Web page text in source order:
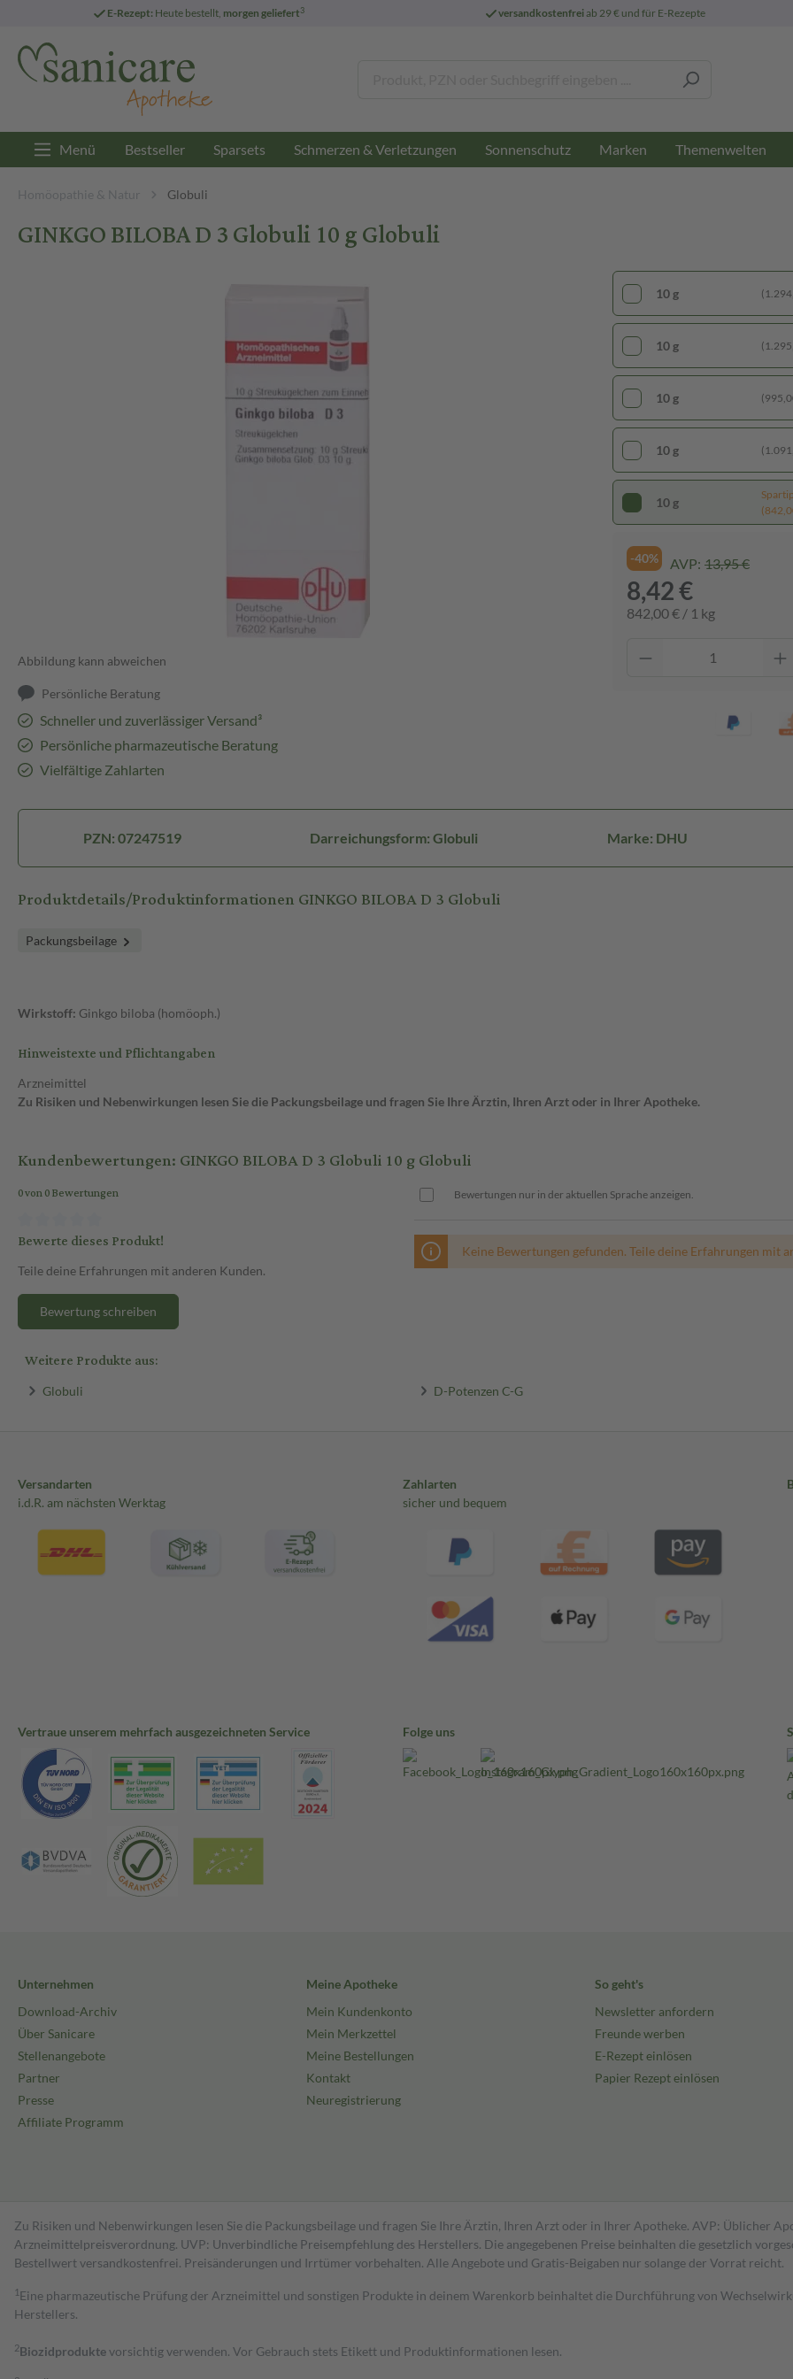
E-Rezept: Heute bestellt, morgen geliefert3 versandkostenfreiab 29 € und für E-Rezepte
Menü Bestseller Sparsets Schmerzen & Verletzungen Sonnenschutz Marken Themenwelten
Homöopathie & Natur Globuli
GINKGO BILOBA D 3 Globuli 10 g Globuli
Abbildung kann abweichen
Persönliche Beratung
Schneller und zuverlässiger Versand³
Persönliche pharmazeutische Beratung
Vielfältige Zahlarten
10 g
10 g
10 g
10 g
10 g
-40% AVP: 13,95 €
8,42 €
842,00 € / 1 kg
PZN: 07247519 Darreichungsform: Globuli Marke: DHU
Produktdetails/Produktinformationen GINKGO BILOBA D 3 Globuli
Packungsbeilage
Wirkstoff: Ginkgo biloba (homöoph.)
Hinweistexte und Pflichtangaben
Arzneimittel
Zu Risiken und Nebenwirkungen lesen Sie die Packungsbeilage und fragen Sie Ihre Ärztin, Ihren Arzt oder in Ihrer Apotheke.
Kundenbewertungen: GINKGO BILOBA D 3 Globuli 10 g Globuli
0 von 0 Bewertungen
Bewerte dieses Produkt!
Teile deine Erfahrungen mit anderen Kunden.
Bewertung schreiben
Bewertungen nur in der aktuellen Sprache anzeigen.
Keine Bewertungen gefunden. Teile deine Erfahrungen mit
Weitere Produkte aus:
Globuli D-Potenzen C-G
Versandarten
i.d.R. am nächsten Werktag
Zahlarten
sicher und bequem
Vertraue unserem mehrfach ausgezeichneten Service Folge uns
Unternehmen
Download-Archiv
Über Sanicare
Stellenangebote
Partner
Presse
Affiliate Programm
Meine Apotheke
Mein Kundenkonto
Mein Merkzettel
Meine Bestellungen
Kontakt
Neuregistrierung
So geht's
Newsletter anfordern
Freunde werben
E-Rezept einlösen
Papier Rezept einlösen
Zu Risiken und Nebenwirkungen lesen Sie die Packungsbeilage und fragen Sie Ihre Ärztin, Ihren Arzt oder in Ihrer Apotheke. AVP: Üblicher
Arzneimittelpreisverordnung. UVP: Unverbindliche Preisempfehlung des Herstellers. Die angegebenen Preise beinhalten die gesetzlich
Bestell­wert versand­kosten­frei. Preisänderungen und Irrtümer vorbehalten. Alle Angebote und Gratis-Beigaben nur solange der Vorrat reicht.
1 Eine pharmazeutische Prüfung der Arzneimittel und sonstigen Produkte in deinem Warenkorb beinhaltet die Durchführung von
Herstellers.
2Biozidproduktevorsichtig verwenden. Vor Gebrauch stets Etikett und Produktinformationen lesen.